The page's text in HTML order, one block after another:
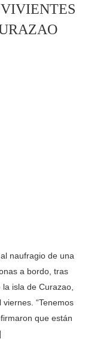
naufragio de una
a bordo, tras
isla de Curazao,
“Tenemos
que están